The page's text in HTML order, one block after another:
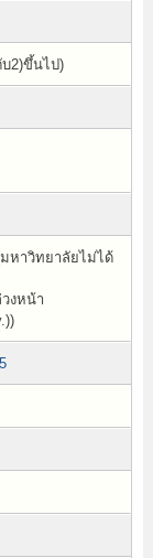
2)ขึ้นไป)
หาวิทยาลัยไม่ได้
งหน้า